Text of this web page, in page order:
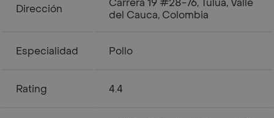
Dirección
Carrera 19 #28-76, Tuluá, Valle
del Cauca, Colombia
Especialidad Pollo
Rating 4.4